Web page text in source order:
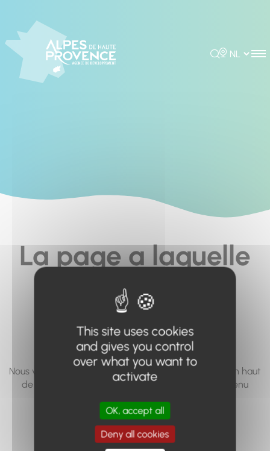
Rechercher
Choisir la
La page a laquelle
vous cherchez à
accéder n'existe
pas... ou plus.
Nous vous invitons à utiliser le moteur de recherche en haut
de page, ou à utiliser le menu pour trouver le contenu
Retour à l'accueil
This site uses cookies
and gives you control
over what you want to
activate
OK, accept all
Deny all cookies